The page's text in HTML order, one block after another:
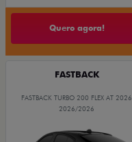
Quero agora!
FASTBACK
FASTBACK TURBO 200 FLEX AT 2026
2026/2026